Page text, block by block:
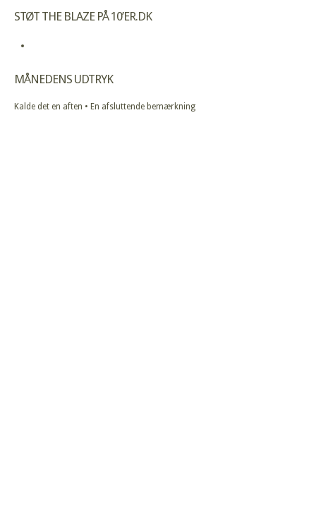
STØT THE BLAZE PÅ 10’ER.DK
MÅNEDENS UDTRYK
Kalde det en aften • En afsluttende bemærkning